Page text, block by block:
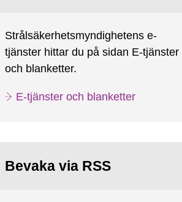
Strålsäkerhetsmyndighetens e-
tjänster hittar du på sidan E-tjänster
och blanketter.
E-tjänster och blanketter
Bevaka via RSS